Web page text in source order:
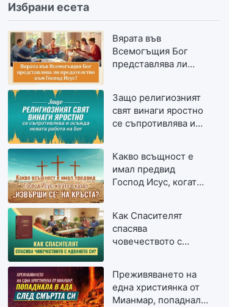
Избрани есета
Вярата във
Всемогъщия Бог
представлява ли
Защо религиозният
свят винаги яростно
се съпротивлява и
Какво всъщност е
имал предвид
Господ Исус, когато
Как Спасителят
спасява
човечеството с
Преживяването на
една християнка от
Мианмар, попаднала